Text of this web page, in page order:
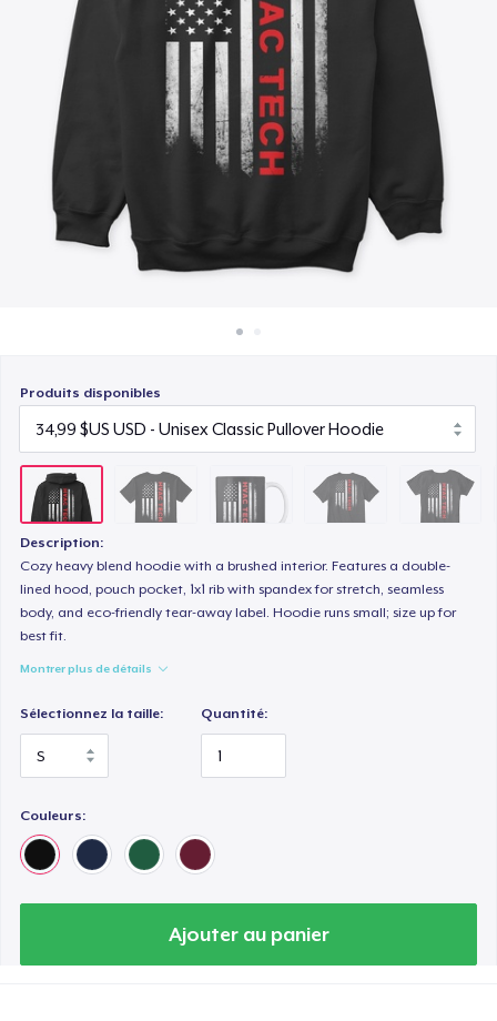
Vendez partout
Vendre n'importe quoi
Produits disponibles
Description:
Cozy heavy blend hoodie with a brushed interior. Features a double-
lined hood, pouch pocket, 1x1 rib with spandex for stretch, seamless
body, and eco-friendly tear-away label. Hoodie runs small; size up for
best fit.
Montrer plus de détails
Sélectionnez la taille: Quantité:
Couleurs:
Ajouter au panier
16,99 $US
Premium V-Neck Tee
25,99 $US
Women's Comfort Tee
24,99 $US
Classic Long Sleeve Tee
26,99 $US
Premium V-Neck Tee